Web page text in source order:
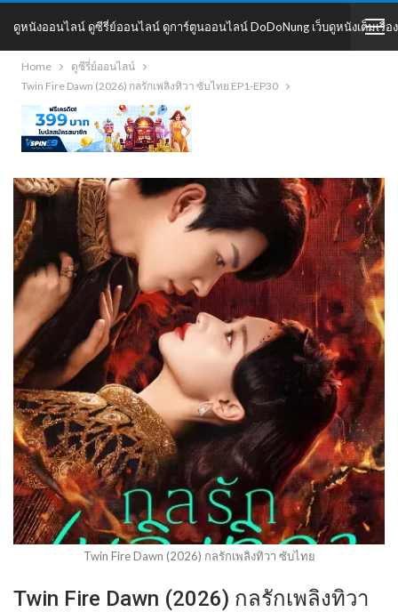
ดูหนังออนไลน์ ดูซีรี่ย์ออนไลน์ ดูการ์ตูนออนไลน์ DoDoNung เว็บดูหนังเต็มเรื่อง
DoDoNung
Home
ดูซีรี่ย์ออนไลน์
Twin Fire Dawn (2026) กลรักเพลิงทิวา ซับไทย EP1-EP30
Twin Fire Dawn (2026) กลรักเพลิงทิวา ซับไทย
Twin Fire Dawn (2026) กลรักเพลิงทิวา